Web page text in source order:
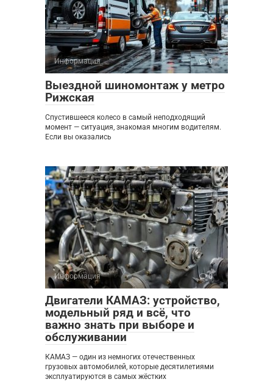
Информация 0
Выездной шиномонтаж у метро
Рижская
Спустившееся колесо в самый неподходящий
момент — ситуация, знакомая многим водителям.
Если вы оказались
Информация 0
Двигатели КАМАЗ: устройство,
модельный ряд и всё, что
важно знать при выборе и
обслуживании
КАМАЗ — один из немногих отечественных
грузовых автомобилей, которые десятилетиями
эксплуатируются в самых жёстких